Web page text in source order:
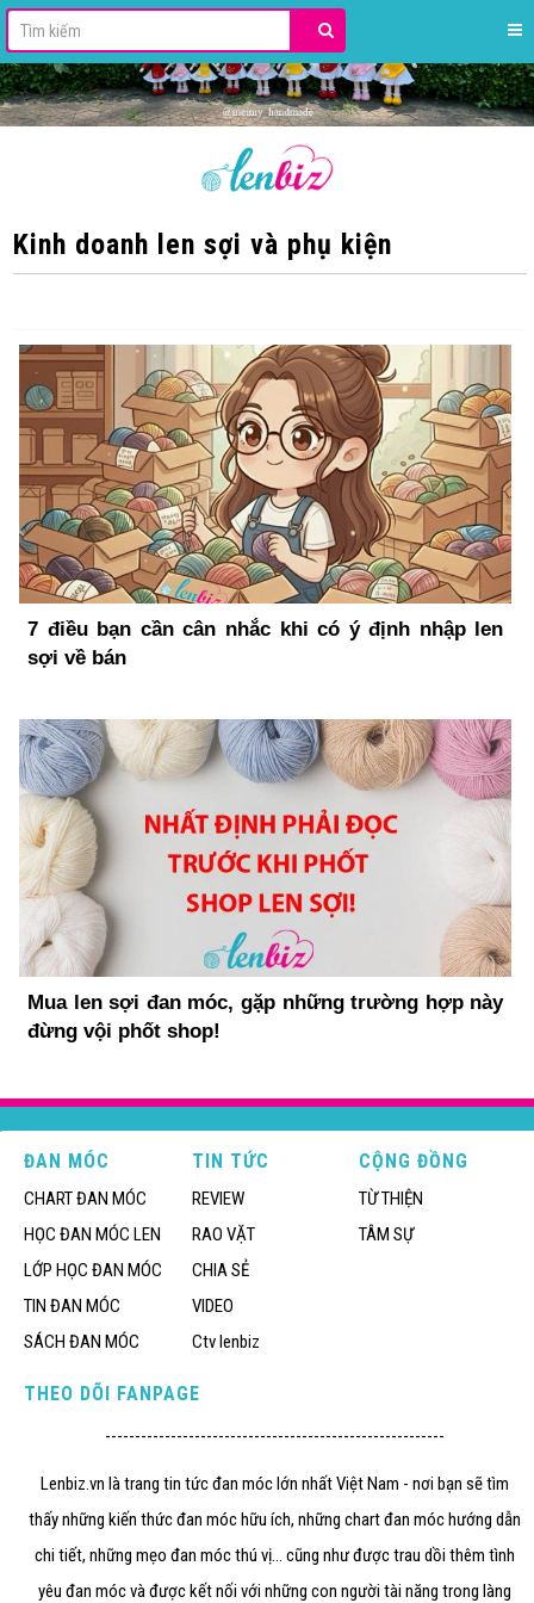
Kinh doanh len sợi và phụ kiện
7 điều bạn cần cân nhắc khi có ý định nhập len
sợi về bán
Mua len sợi đan móc, gặp những trường hợp này
đừng vội phốt shop!
ĐAN MÓC
CHART ĐAN MÓC
HỌC ĐAN MÓC LEN
LỚP HỌC ĐAN MÓC
TIN ĐAN MÓC
SÁCH ĐAN MÓC
TIN TỨC
REVIEW
RAO VẶT
CHIA SẺ
VIDEO
Ctv lenbiz
CỘNG ĐỒNG
TỪ THIỆN
TÂM SỰ
THEO DÕI FANPAGE
---------------------------------------------------------
Lenbiz.vn là trang tin tức đan móc lớn nhất Việt Nam - nơi bạn sẽ tìm
thấy những kiến thức đan móc hữu ích, những chart đan móc hướng dẫn
chi tiết, những mẹo đan móc thú vị... cũng như được trau dồi thêm tình
yêu đan móc và được kết nối với những con người tài năng trong làng